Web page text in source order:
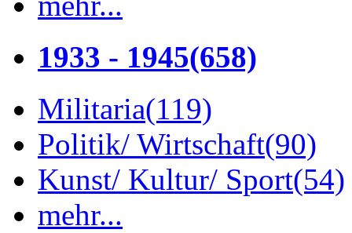
1933 - 1945(658)
Militaria(119)
Politik/ Wirtschaft(90)
Kunst/ Kultur/ Sport(54)
mehr...